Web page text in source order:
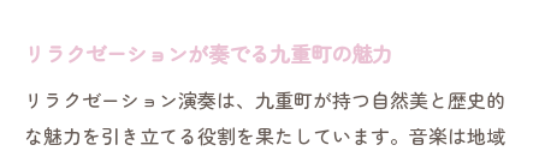
リラクゼーションが奏でる九重町の魅力
リラクゼーション演奏は、九重町が持つ自然美と歴史的
な魅力を引き立てる役割を果たしています。音楽は地域